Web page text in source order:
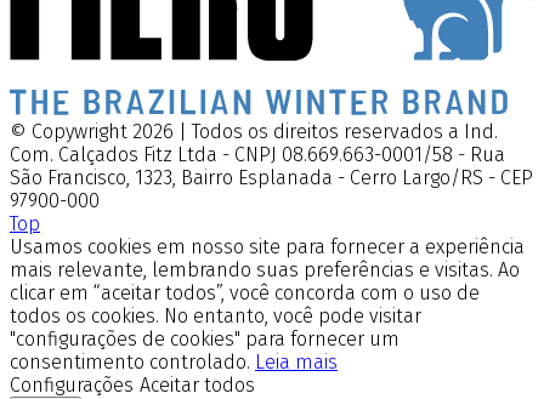
© Copywright 2026 | Todos os direitos reservados a Ind.
Com. Calçados Fitz Ltda - CNPJ 08.669.663-0001/58 - Rua
São Francisco, 1323, Bairro Esplanada - Cerro Largo/RS - CEP
97900-000
Top
Usamos cookies em nosso site para fornecer a experiência
mais relevante, lembrando suas preferências e visitas. Ao
clicar em “aceitar todos”, você concorda com o uso de
todos os cookies. No entanto, você pode visitar
"configurações de cookies" para fornecer um
consentimento controlado. Leia mais
Configurações Aceitar todos